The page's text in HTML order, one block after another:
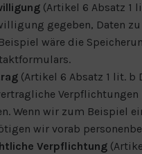
(Artikel 6 Absatz 1
gegeben, Daten
wäre die
(Artikel 6 Absatz 1 lit. b
Wenn wir zum Beispiel
wir vorab
Verpflichtung